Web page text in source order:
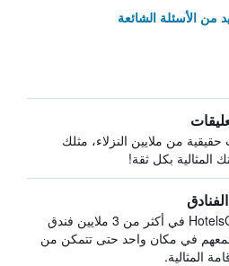
من الأسئلة الشائعة
حقيقية من ملايين النزلاء، مثلك
المثالية بكل ثقة!
يبحث HotelsCombined في أكثر من 3 ملايين فندق
في مكان واحد حتى تتمكن من
المثالية.